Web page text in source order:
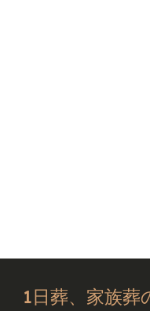
1日葬、家族葬